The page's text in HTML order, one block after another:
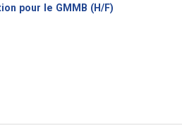
pour le GMMB (H/F)